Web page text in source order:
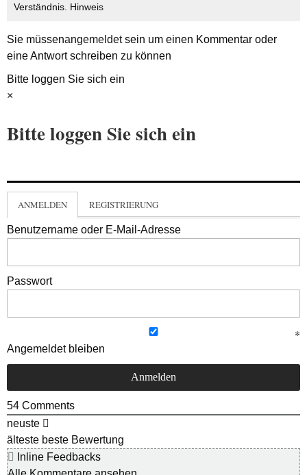
Verständnis. Hinweis
Sie müssenangemeldetsein um einen Kommentar oder
eine Antwort schreiben zu können
Bitte loggen Sie sich ein
×
Bitte loggen Sie sich ein
ANMELDEN REGISTRIERUNG
Benutzername oder E-Mail-Adresse
Passwort
Angemeldet bleiben
54 Comments
neuste
älteste beste Bewertung
Inline Feedbacks